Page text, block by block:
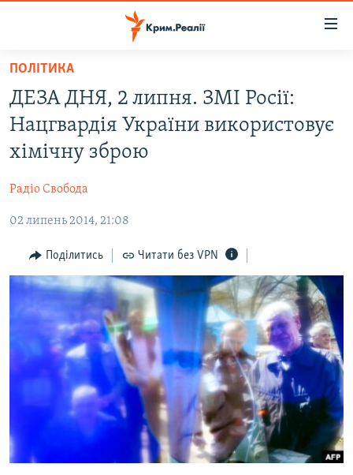
Перейти
основного
матеріалу
Перейти
до
основної
Перейти
пошуку
ВОДА.КРИМ
ВІДЕО ТА ФОТО
БЛОГИ
ПОГЛЯД
ІНТЕРВ'Ю
ВСЕ ЗА ДЕНЬ
СПЕЦПРОЕКТИ
ДЕПОРТАЦІЯ
ВІДЕОУРОКИ «ELIFBE»
СВІДЧЕННЯ ОКУПАЦІЇ
УКРАЇНСЬКА ПРОБЛЕМА КРИМУ
ІНФОГРАФІКА
ЯК ОБІЙТИ БЛОКУВАННЯ
Русский
Qırımtatar
ДОЛУЧАЙСЯ!
ПОЛІТИКА
ДЕЗА ДНЯ, 2 липня. ЗМІ Росії:
Нацгвардія України використовує
хімічну зброю
Радіо Свобода
02 липень 2014, 21:08
Поділитись Читати без VPN